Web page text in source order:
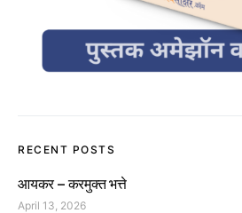
RECENT POSTS
आयकर – करमुक्त भत्ते
April 13, 2026